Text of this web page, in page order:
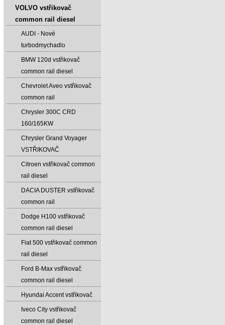
VOLVO vstřikovač
common rail diesel
AUDI - Nové
turbodmychadlo
BMW 120d vstřikovač
common rail diesel
Chevrolet Aveo vstřikovač
common rail
Chrysler 300C CRD
160/165KW
Chrysler Grand Voyager
VSTŘIKOVAČ
Citroen vstřikovač common
rail diesel
DACIA DUSTER vstřikovač
common rail
Dodge H100 vstřikovač
common rail diesel
Fiat 500 vstřikovač common
rail diesel
Ford B-Max vstřikovač
common rail diesel
Hyundai Accent vstřikovač
Iveco City vstřikovač
common rail diesel